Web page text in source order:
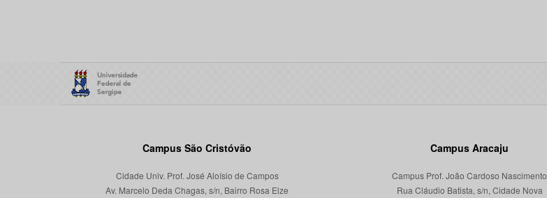
Campus São Cristóvão
Cidade Univ. Prof. José Aloísio de Campos
Av. Marcelo Deda Chagas, s/n, Bairro Rosa Elze
Campus Aracaju
Campus Prof. João Cardoso Nascimento
Rua Cláudio Batista, s/n, Cidade Nova